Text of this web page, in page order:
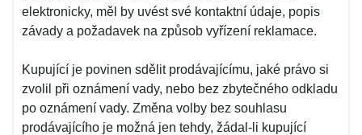
elektronicky, měl by uvést své kontaktní údaje, popis
závady a požadavek na způsob vyřízení reklamace.
Kupující je povinen sdělit prodávajícímu, jaké právo si
zvolil při oznámení vady, nebo bez zbytečného odkladu
po oznámení vady. Změna volby bez souhlasu
prodávajícího je možná jen tehdy, žádal-li kupující